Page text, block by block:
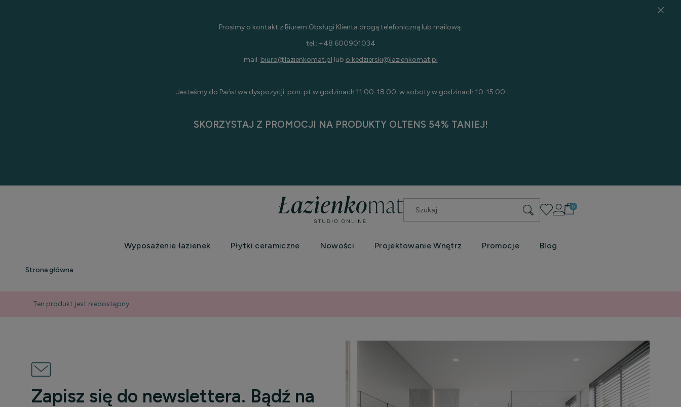
Prosimy o kontakt z Biurem Obsługi Klienta drogą telefoniczną lub mailową:
tel.: +48 600901034
mail: biuro@lazienkomat.pl lub o.kedzierski@lazienkomat.pl
Jesteśmy do Państwa dyspozycji: pon-pt w godzinach 11.00-18.00, w soboty w godzinach 10-15.00
SKORZYSTAJ Z PROMOCJI NA PRODUKTY OLTENS 54% TANIEJ!
Wyposażenie łazienek Płytki ceramiczne Nowości Projektowanie Wnętrz Promocje Blog
Strona główna
Ten produkt jest niedostępny.
Zapisz się do newslettera. Bądź na